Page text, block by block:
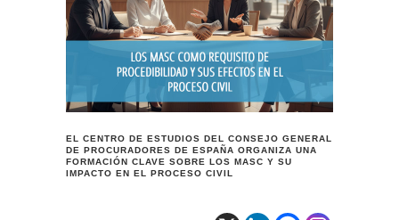
EL CENTRO DE ESTUDIOS DEL CONSEJO GENERAL
DE PROCURADORES DE ESPAÑA ORGANIZA UNA
FORMACIÓN CLAVE SOBRE LOS MASC Y SU
IMPACTO EN EL PROCESO CIVIL